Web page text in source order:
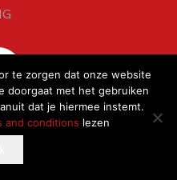
agree with it.
te zorgen dat onze website
doorgaat met het gebruiken
dat je hiermee instemt.
and conditions lezen